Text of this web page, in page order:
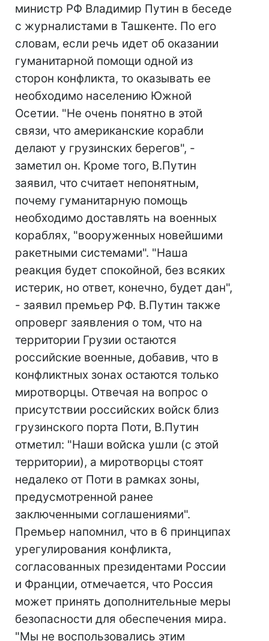
министр РФ Владимир Путин в беседе
с журналистами в Ташкенте. По его
словам, если речь идет об оказании
гуманитарной помощи одной из
сторон конфликта, то оказывать ее
необходимо населению Южной
Осетии. "Не очень понятно в этой
связи, что американские корабли
делают у грузинских берегов", -
заметил он. Кроме того, В.Путин
заявил, что считает непонятным,
почему гуманитарную помощь
необходимо доставлять на военных
кораблях, "вооруженных новейшими
ракетными системами". "Наша
реакция будет спокойной, без всяких
истерик, но ответ, конечно, будет дан",
- заявил премьер РФ. В.Путин также
опроверг заявления о том, что на
территории Грузии остаются
российские военные, добавив, что в
конфликтных зонах остаются только
миротворцы. Отвечая на вопрос о
присутствии российских войск близ
грузинского порта Поти, В.Путин
отметил: "Наши войска ушли (с этой
территории), а миротворцы стоят
недалеко от Поти в рамках зоны,
предусмотренной ранее
заключенными соглашениями".
Премьер напомнил, что в 6 принципах
урегулирования конфликта,
согласованных президентами России
и Франции, отмечается, что Россия
может принять дополнительные меры
безопасности для обеспечения мира.
"Мы не воспользовались этим